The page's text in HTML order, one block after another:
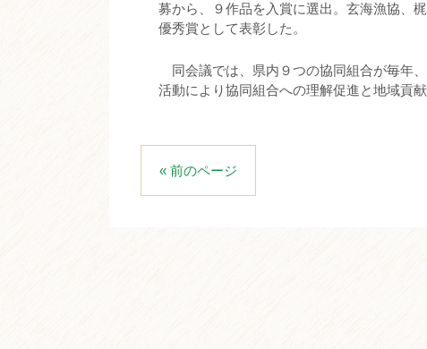
募から、９作品を入賞に選出。玄海漁協
優秀賞として表彰した。
同会議では、県内９つの協同組合が毎年
活動により協同組合への理解促進と地域貢
« 前のページ